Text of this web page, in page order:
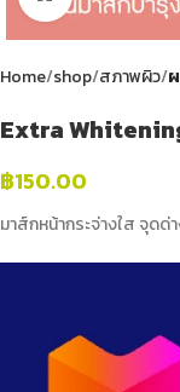
Home shop สภาพผิว
Extra
฿150.00
มาส์กหน้ากระจ่างใส จุด